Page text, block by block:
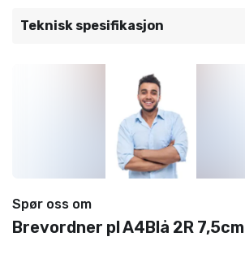
Teknisk spesifikasjon
Spør oss om
Brevordner pl A4Blå 2R 7,5cm